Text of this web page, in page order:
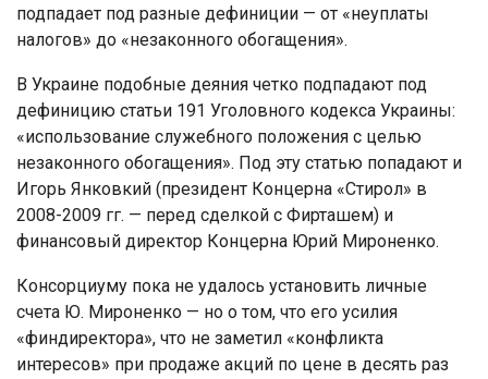
подпадает под разные дефиниции — от «неуплаты
налогов» до «незаконного обогащения».
В Украине подобные деяния четко подпадают под
дефиницию статьи 191 Уголовного кодекса Украины:
«использование служебного положения с целью
незаконного обогащения». Под эту статью попадают и
Игорь Янковкий (президент Концерна «Стирол» в
2008-2009 гг. — перед сделкой с Фирташем) и
финансовый директор Концерна Юрий Мироненко.
Консорциуму пока не удалось установить личные
счета Ю. Мироненко — но о том, что его усилия
«финдиректора», что не заметил «конфликта
интересов» при продаже акций по цене в десять раз